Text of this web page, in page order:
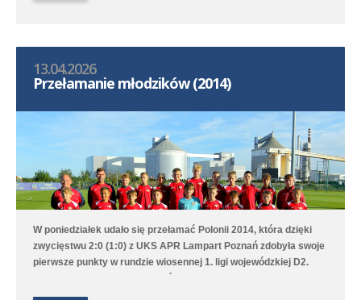
13.04.2026
Przełamanie młodzików (2014)
W poniedziałek udało się przełamać Polonii 2014, która dzięki
zwycięstwu 2:0 (1:0) z UKS APR Lampart Poznań zdobyła swoje
pierwsze punkty w rundzie wiosennej 1. ligi wojewódzkiej D2.
Bramki na wagę trzech punktów strzelili Witold Artomski i Karol